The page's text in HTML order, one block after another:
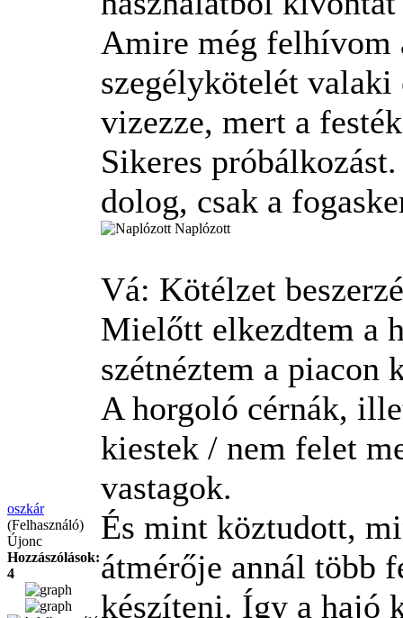
Amire még felhívom
szegélykötelét
vizezze, mert a
Sikeres
dolog, csak a
Naplózott
oszkár
(Felhasználó)
Újonc
Hozzászólások:
4
Vá: Kötélzet
Mielőtt elkezdtem a
szétnéztem a piacon
A horgoló cérnák,
kiestek / nem felet
vastagok.
És mint köztudott,
átmérője annál több
készíteni. Így a hajó